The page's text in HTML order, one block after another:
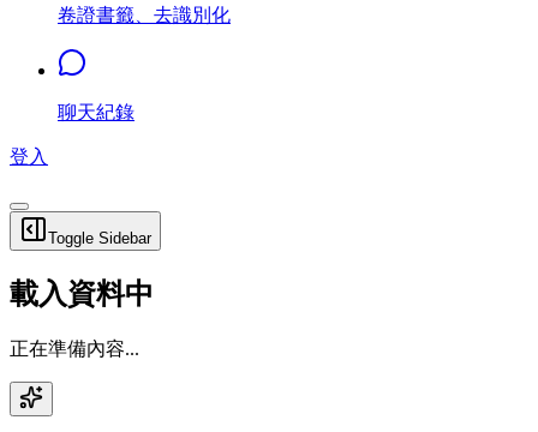
卷證書籤、去識別化
聊天紀錄
登入
Toggle Sidebar
載入資料中
正在準備內容...